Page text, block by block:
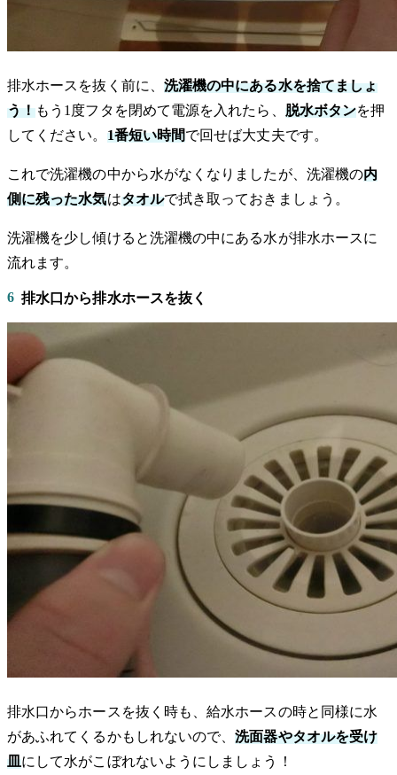
排水ホースを抜く前に、 洗濯機の中にある水を捨てましょ
う！もう1度フタを閉めて電源を入れたら、 脱水ボタンを押
してください。 1番短い時間で回せば大丈夫です。
これで洗濯機の中から水がなくなりましたが、洗濯機の内
側に残った水気はタオルで拭き取っておきましょう。
洗濯機を少し傾けると洗濯機の中にある水が排水ホースに
流れます。
6 排水口から排水ホースを抜く
排水口からホースを抜く時も、給水ホースの時と同様に水
があふれてくるかもしれないので、洗面器やタオルを受け
皿にして水がこぼれないようにしましょう！